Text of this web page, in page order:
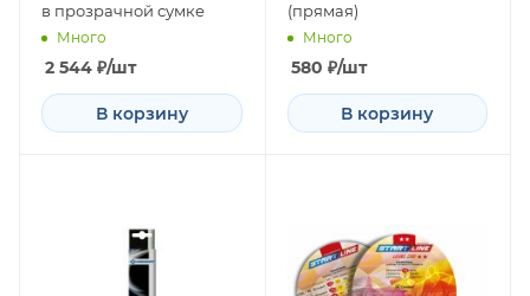
в прозрачной сумке
Много
2 544 ₽/шт
В корзину
(прямая)
Много
580 ₽/шт
В корзину